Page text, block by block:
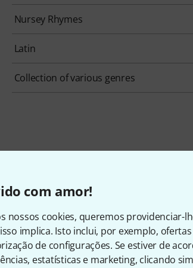
com amor!
nossos cookies, queremos providenciar-
implica. Isto inclui, por exemplo,
de configurações. Se estiver de
estatísticas e marketing, clicando
Nursey Rhymes
Latin
Collection of various genres
e artigos